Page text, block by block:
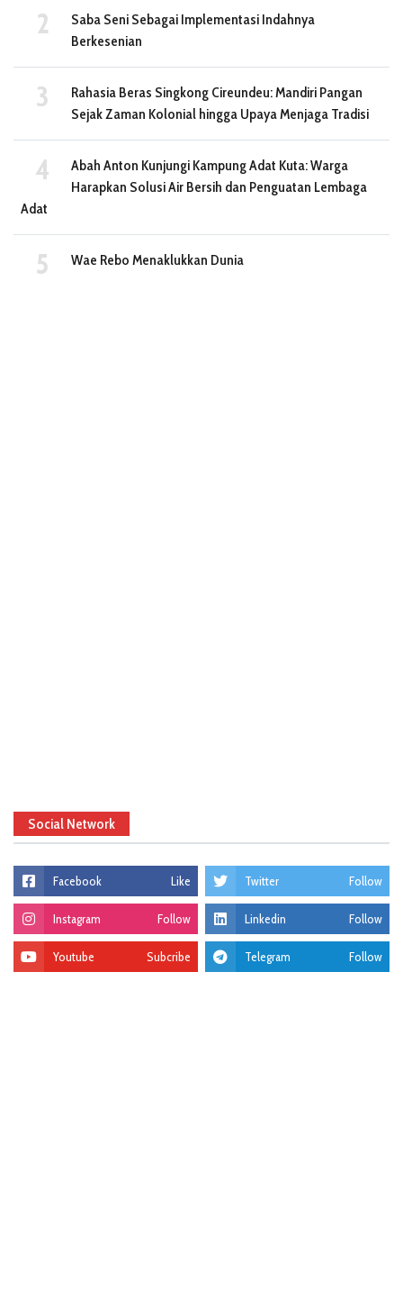
Saba Seni Sebagai Implementasi Indahnya
Berkesenian
Rahasia Beras Singkong Cireundeu: Mandiri Pangan
Sejak Zaman Kolonial hingga Upaya Menjaga Tradisi
Abah Anton Kunjungi Kampung Adat Kuta: Warga
Harapkan Solusi Air Bersih dan Penguatan Lembaga
Adat
Wae Rebo Menaklukkan Dunia
Social Network
Facebook Like Twitter Follow
Instagram Follow Linkedin Follow
Youtube Subcribe Telegram Follow